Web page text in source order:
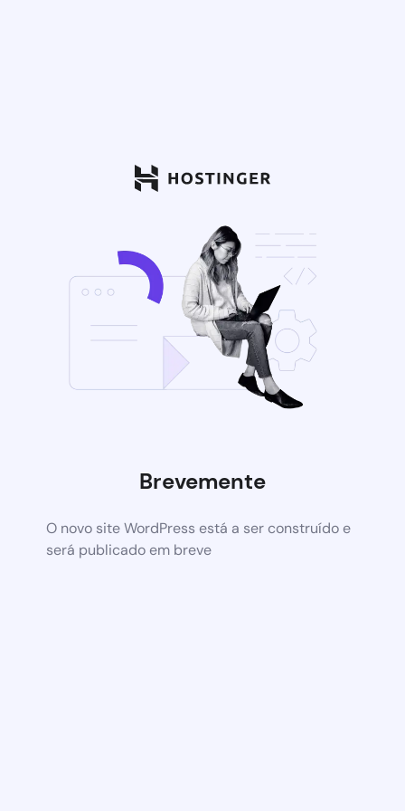
Brevemente
O novo site WordPress está a ser construído e
será publicado em breve